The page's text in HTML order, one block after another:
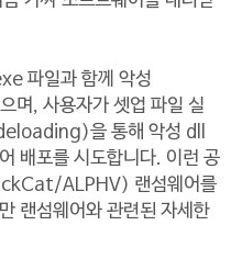
파일과 함께 악성
, 사용자가 셋업 파일 실
을 통해 악성 dll
배포를 시도합니다. 이런 공
ALPHV) 랜섬웨어를
랜섬웨어와 관련된 자세한